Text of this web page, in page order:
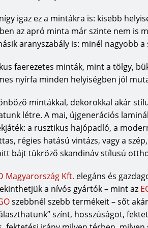
vállalat több mint 150 éves története azt
hogyan határozza meg mindennapos
területen tanúsított tényleges
vagyunk Németország első 100% PEFC
parkettamárkája. Túlnyomórészt hazai
rövidebb szállítási útvonalaknak
hatást gyakorlunk. A HARO PARKETT
2/3 részét a régióból szerezzük be.
Legkorszerűbb gyártási technológiáink
egy lépést jelentenek a megfelelő
nyersanyag-kitermelést és azt, hogy ne
erőforrásokat. A folyamatosan kiigazított
energiaellátásban is megmutatkozik:
során keletkező fahulladékot öko-áram
vállalatunk hasznosít, hanem a
ban a Hamberger cég fafeldolgozó
igaz ez a mintákra is: kisebb
az apró minta már szinte nem is
aranyszabály is: minél nagyobb
faerezetes minták, mint a tölgy,
nyírfa minden helyiségben jól
mintákkal, dekorokkal akár
létre. A mai, újgenerációs
a rusztikus hajópadló, a
régies hatású vintázs, vagy a
bájt tükröző skandináv stílusú
Magyarország Kft. elegáns és
a nívós gyártók – mint az
szebbnél szebb termékeit – sőt
színt, hosszúságot,